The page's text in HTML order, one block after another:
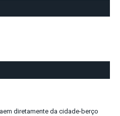
diretamente da cidade-berço